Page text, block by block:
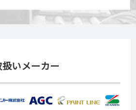
いメーカー